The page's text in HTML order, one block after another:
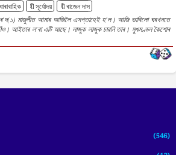
🔖সূৰ্যোদয়
🔖ৰাজেন দাস
ৰ'দ(১) মাজুলীত আমাৰ আজিলৈ এসপ্তাহেই হ'ল। আজি ভাবিলো ঘৰখনতে
আইতাৰ ল'ৰা এটি আছে। লাজুক লাজুক চাৱনি তাৰ। মুখমণ্ডল কৈশোৰ
(546)